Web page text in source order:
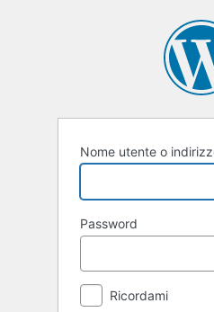
Nome utente o
Password
Ricordami